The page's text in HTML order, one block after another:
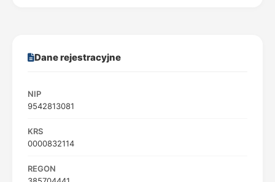
Dane rejestracyjne
NIP
9542813081
KRS
0000832114
REGON